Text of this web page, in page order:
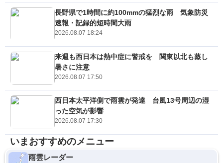
長野県で1時間に約100mmの猛烈な雨 気象防災
速報・記録的短時間大雨
2026.08.07 18:24
来週も西日本は熱中症に警戒を 関東以北も蒸し
暑さに注意
2026.08.07 17:50
西日本太平洋側で雨雲が発達 台風13号周辺の湿
った空気が影響
2026.08.07 17:30
いまおすすめのメニュー
雨雲レーダー